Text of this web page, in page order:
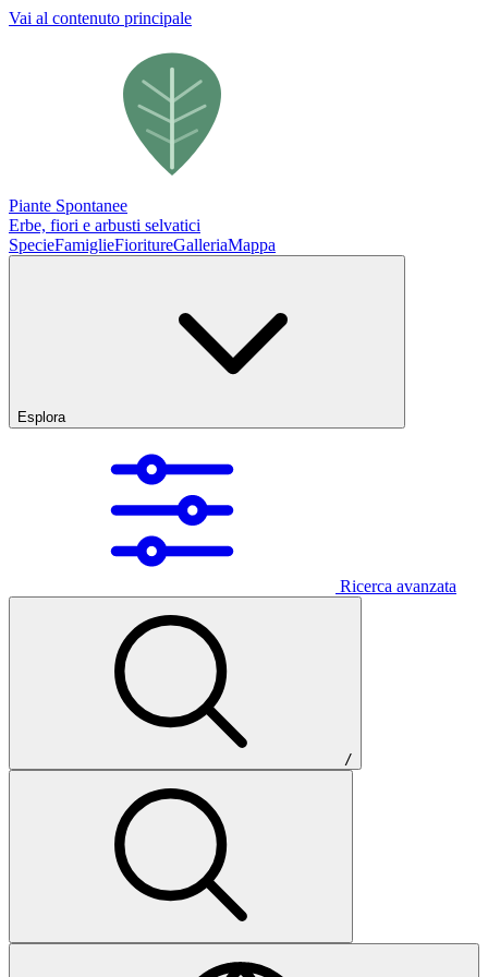
Vai al contenuto principale
Piante Spontanee
Erbe, fiori e arbusti selvatici
SpecieFamiglieFioritureGalleriaMappa
Esplora
Ricerca avanzata
/